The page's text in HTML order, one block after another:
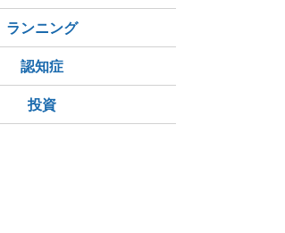
ランニング
認知症
投資